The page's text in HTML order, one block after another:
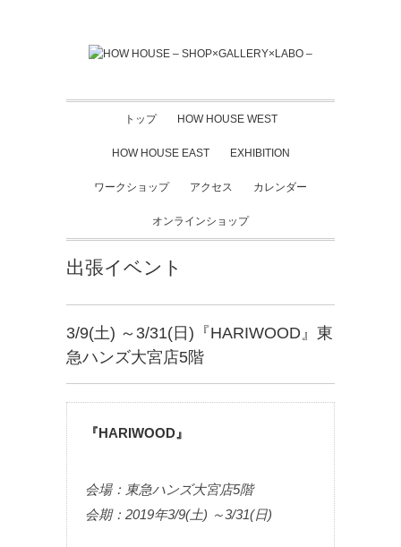
トップ HOW HOUSE WEST
HOW HOUSE EAST EXHIBITION
ワークショップ アクセス カレンダー
オンラインショップ
出張イベント
3/9(土) ～3/31(日)『HARIWOOD』東
急ハンズ大宮店5階
『HARIWOOD』
会場：東急ハンズ大宮店5階
会期：2019年3/9(土) ～3/31(日)